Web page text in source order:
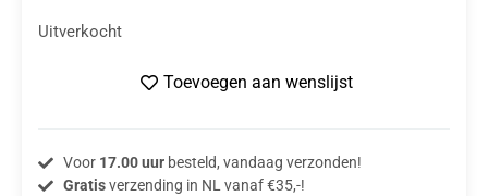
Uitverkocht
Toevoegen aan wenslijst
Voor 17.00 uurbesteld, vandaag verzonden!
Gratisverzending in NL vanaf €35,-!